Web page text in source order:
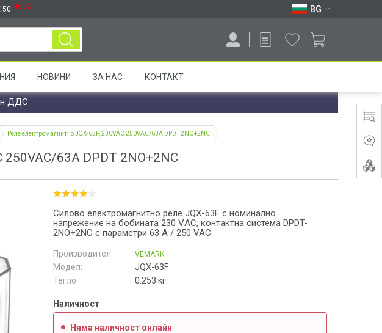
50 НОВО BG
НОВИНИ ЗА НАС КОНТАКТ
ДДС
Реле електромагнитно JQX-63F, 230VАC 250VAC/63A DPDT 2NO+2NC
63A DPDT 2NO+2NC
Силово електромагнитно реле JQX-63F с номинално
напрежение на бобината 230 VАC, контактна система DPDT-
2NO+2NC с параметри 63 A / 250 VAC.
Производител: VEMARK
Модел:
JQX-63F
Тегло:
0.253 кг
Наличност
Няма наличност онлайн